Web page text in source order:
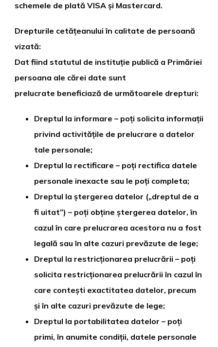
schemele de plată VISA și Mastercard.
Drepturile cetățeanului în calitate de persoană
vizată:
Dat fiind statutul de instituție publică a Primăriei
persoana ale cărei date sunt
prelucrate beneficiază de următoarele drepturi:
Dreptul la informare – poți solicita informații
privind activitățile de prelucrare a datelor
tale personale;
Dreptul la rectificare – poți rectifica datele
personale inexacte sau le poți completa;
Dreptul la ștergerea datelor („dreptul de a
fi uitat”) – poți obține ștergerea datelor, în
cazul în care prelucrarea acestora nu a fost
legală sau în alte cazuri prevăzute de lege;
Dreptul la restricționarea prelucrării – poți
solicita restricționarea prelucrării în cazul în
care contești exactitatea datelor, precum
și în alte cazuri prevăzute de lege;
Dreptul la portabilitatea datelor – poți
primi, în anumite condiții, datele personale